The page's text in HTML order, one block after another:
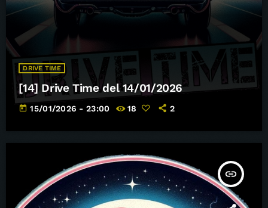
DRIVE TIME
[14] Drive Time del 14/01/2026
today 15/01/2026 - 23:00 18 2
insert_link